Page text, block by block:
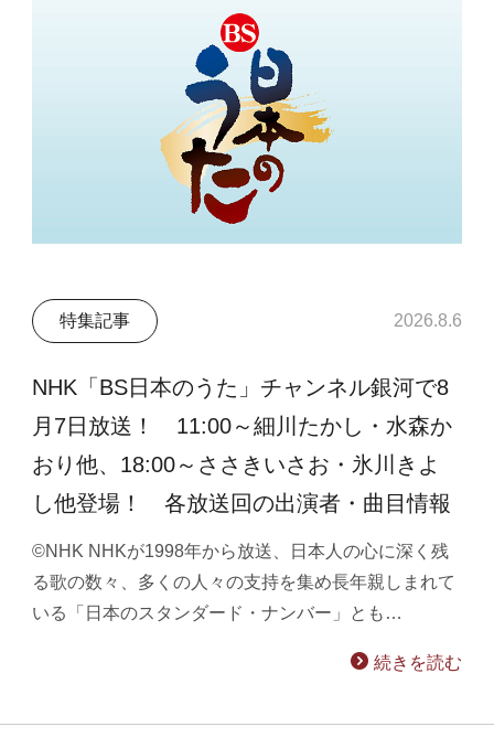
特集記事 2026.8.6
NHK「BS日本のうた」チャンネル銀河で8
月7日放送！ 11:00～細川たかし・水森か
おり他、18:00～ささきいさお・氷川きよ
し他登場！ 各放送回の出演者・曲目情報
©NHK NHKが1998年から放送、日本人の心に深く残
る歌の数々、多くの人々の支持を集め長年親しまれて
いる「日本のスタンダード・ナンバー」とも…
続きを読む